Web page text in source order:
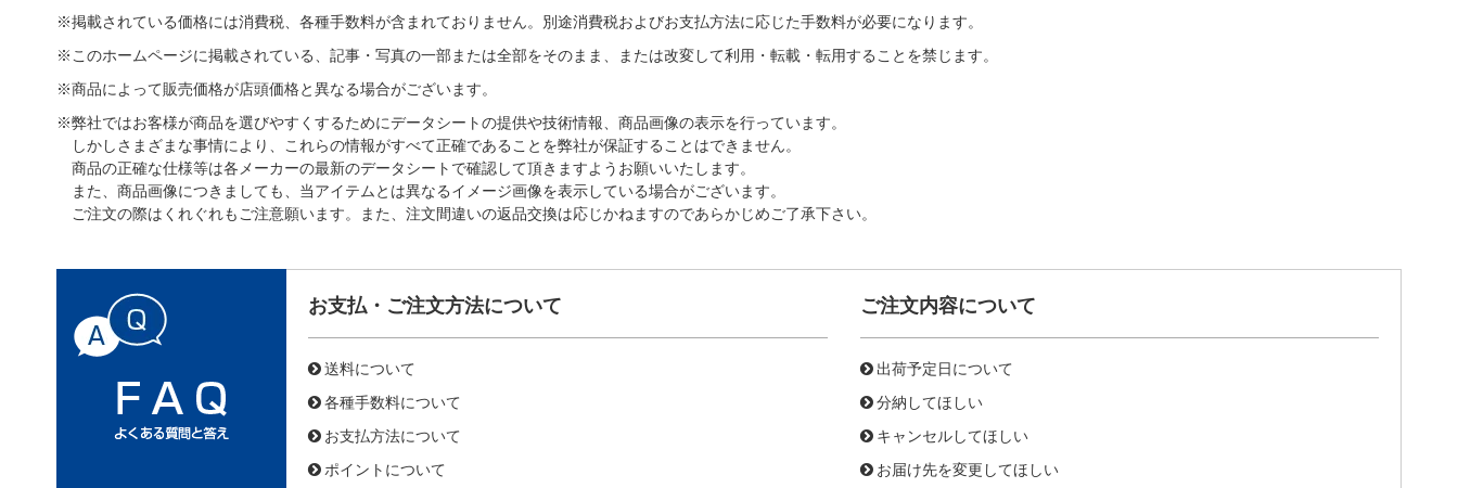
※掲載されている価格には消費税、各種手数料が含まれておりません。別途消費税およびお支払方法に応じた手数料が必要になります。
※このホームページに掲載されている、記事・写真の一部または全部をそのまま、または改変して利用・転載・転用することを禁じます。
※商品によって販売価格が店頭価格と異なる場合がございます。
※弊社ではお客様が商品を選びやすくするためにデータシートの提供や技術情報、商品画像の表示を行っています。
しかしさまざまな事情により、これらの情報がすべて正確であることを弊社が保証することはできません。
商品の正確な仕様等は各メーカーの最新のデータシートで確認して頂きますようお願いいたします。
また、商品画像につきましても、当アイテムとは異なるイメージ画像を表示している場合がございます。
ご注文の際はくれぐれもご注意願います。また、注文間違いの返品交換は応じかねますのであらかじめご了承下さい。
お支払・ご注文方法について
送料について
各種手数料について
お支払方法について
ポイントについて
ご注文内容について
出荷予定日について
分納してほしい
キャンセルしてほしい
お届け先を変更してほしい